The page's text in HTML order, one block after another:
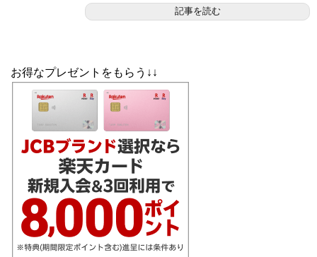
記事を読む
お得なプレゼントをもらう↓↓